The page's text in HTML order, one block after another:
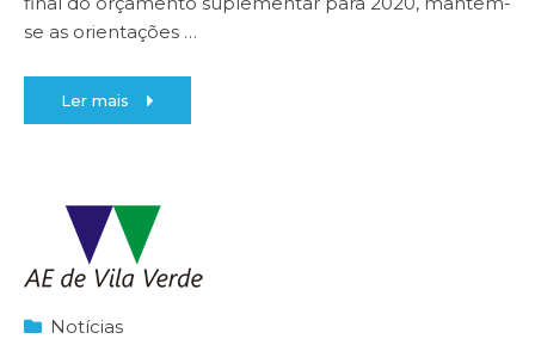
se as orientações …
Ler mais
Notícias